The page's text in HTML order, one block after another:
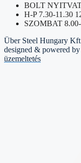
BOLT
H-P 7.30-11.30
SZOMBAT
Über Steel Hungary
designed & powered by
üzemeltetés